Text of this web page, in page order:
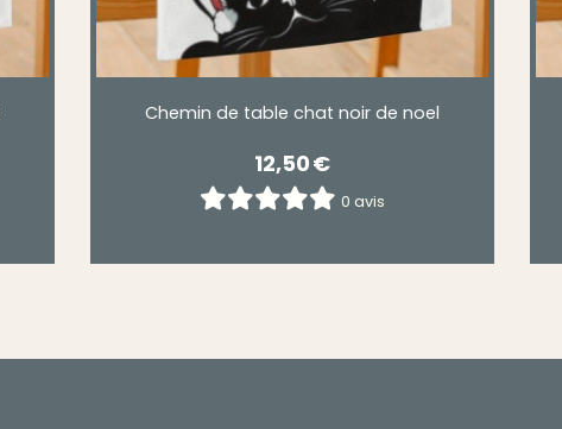
Chemin de table chat noir de noel
12,50€
0 avis